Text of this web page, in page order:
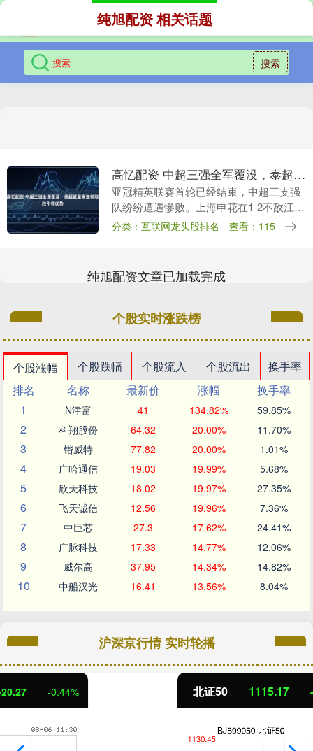
搜索
纯旭配资 相关话题
高忆配资 中超三强全军覆没，泰超武里南逆转取胜引领优势
亚冠精英联赛首轮已经结束，中超三支强
队纷纷遭遇惨败。上海申花在1-2不敌江原
的失利之后，成都蓉城也以1-2被蔚山绝
杀，而上海海港主场0-3惨遭神户胜利船击
分类：互联网龙头股排名 查看：115
纯旭配资文章已加载完成
个股实时涨跌榜
个股涨幅 个股跌幅 个股流入 个股流出
换手率
排名
名称 最新价 涨幅
换手率
1
N津富 41 134.82% 59.85%
2 科翔股份 64.32 20.00% 11.70%
3 锴威特 77.82 20.00% 1.01%
4 广哈通信 19.03 19.99% 5.68%
5 欣天科技 18.02 19.97% 27.35%
6 飞天诚信 12.56 19.96% 7.36%
7 中巨芯 27.3 17.62% 24.41%
8 广脉科技 17.33 14.77% 12.06%
9 威尔高 37.95 14.34% 14.82%
10 中船汉光 16.41 13.56% 8.04%
沪深京行情 实时轮播
北证50 -4.29 -0.38%